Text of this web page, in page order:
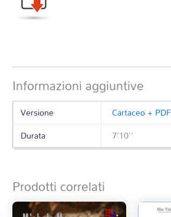
Informazioni aggiuntive
Versione Cartaceo + PDF
Durata
7'10''
Prodotti correlati